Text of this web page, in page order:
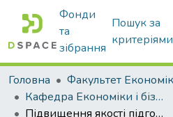
Фонди
та
зібрання
Пошук за
критеріями
Головна
Кафедра Економіки і бізнесу
Підвищення якості підготовки фахівців напряму «Економіка підприємства»